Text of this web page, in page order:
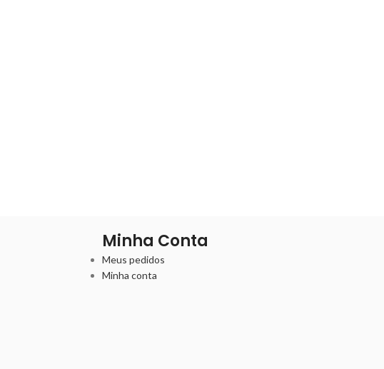
Minha Conta
Meus pedidos
Minha conta